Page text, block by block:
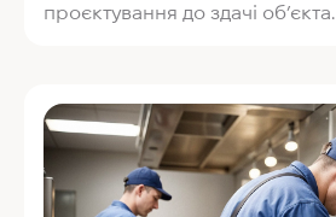
проєктування до здачі об’єкта.